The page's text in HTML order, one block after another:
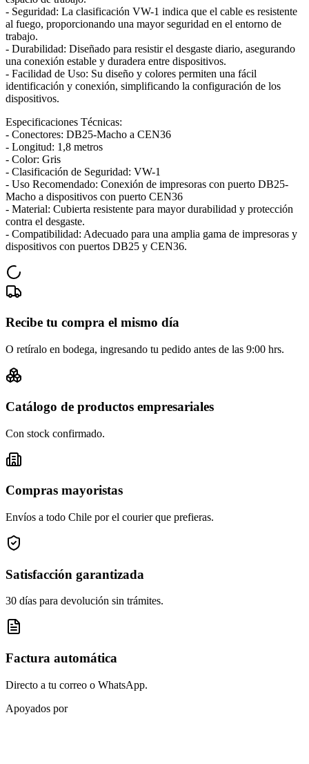
- Seguridad: La clasificación VW-1 indica que el cable es resistente
al fuego, proporcionando una mayor seguridad en el entorno de
trabajo.
- Durabilidad: Diseñado para resistir el desgaste diario, asegurando
una conexión estable y duradera entre dispositivos.
- Facilidad de Uso: Su diseño y colores permiten una fácil
identificación y conexión, simplificando la configuración de los
dispositivos.
Especificaciones Técnicas:
- Conectores: DB25-Macho a CEN36
- Longitud: 1,8 metros
- Color: Gris
- Clasificación de Seguridad: VW-1
- Uso Recomendado: Conexión de impresoras con puerto DB25-
Macho a dispositivos con puerto CEN36
- Material: Cubierta resistente para mayor durabilidad y protección
contra el desgaste.
- Compatibilidad: Adecuado para una amplia gama de impresoras y
dispositivos con puertos DB25 y CEN36.
Recibe tu compra el mismo día
O retíralo en bodega, ingresando tu pedido antes de las 9:00 hrs.
Catálogo de productos empresariales
Con stock confirmado.
Compras mayoristas
Envíos a todo Chile por el courier que prefieras.
Satisfacción garantizada
30 días para devolución sin trámites.
Factura automática
Directo a tu correo o WhatsApp.
Apoyados por